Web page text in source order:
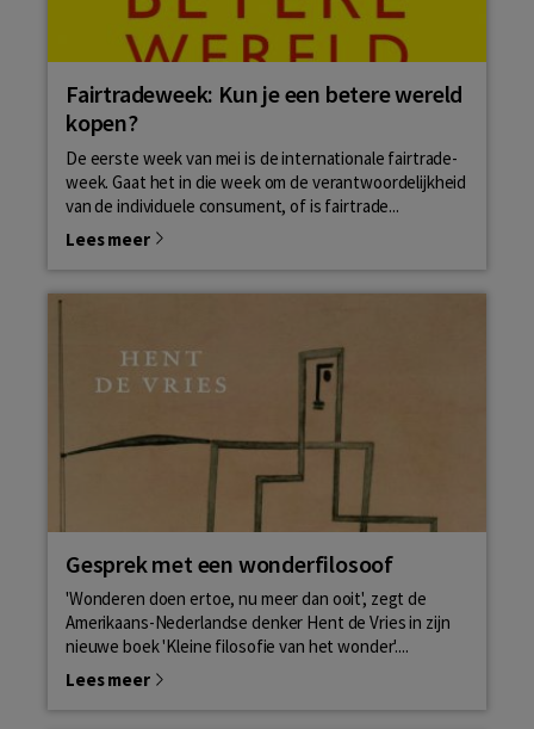
Fairtradeweek: Kun je een betere wereld
kopen?
De eerste week van mei is de internationale fairtrade-
week. Gaat het in die week om de verantwoordelijkheid
van de individuele consument, of is fairtrade...
Lees meer
Gesprek met een wonderfilosoof
'Wonderen doen ertoe, nu meer dan ooit', zegt de
Amerikaans-Nederlandse denker Hent de Vries in zijn
nieuwe boek 'Kleine filosofie van het wonder'....
Lees meer